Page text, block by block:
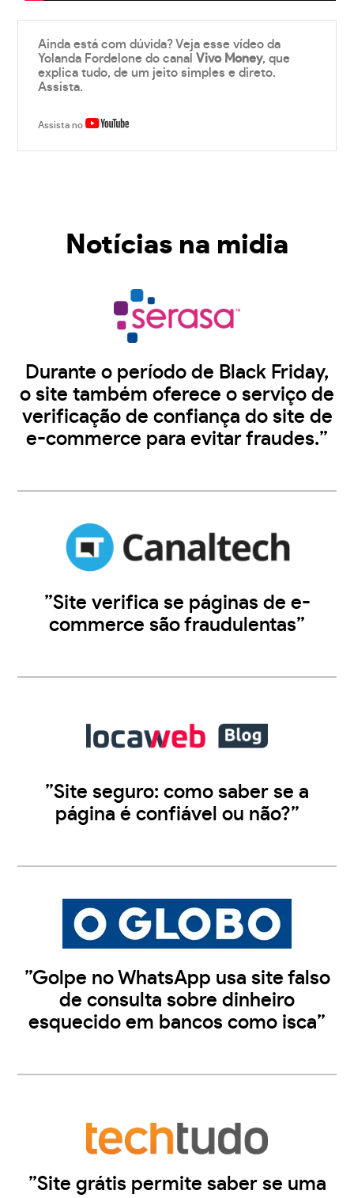
Ainda está com dúvida? Veja esse vídeo da
Yolanda Fordelone do canalVivo Money, que
explica tudo, de um jeito simples e direto.
Assista.
Assista no
Notícias na midia
Durante o período de Black Friday,
o site também oferece o serviço de
verificação de confiança do site de
e-commerce para evitar fraudes.”
”Site verifica se páginas de e-
commerce são fraudulentas”
”Site seguro: como saber se a
página é confiável ou não?”
”Golpe no WhatsApp usa site falso
de consulta sobre dinheiro
esquecido em bancos como isca”
”Site grátis permite saber se uma